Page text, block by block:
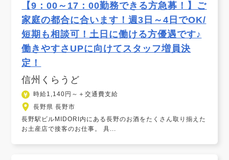
【9：00～17：00勤務できる方急募！】ご
家庭の都合に合います！週3日～4日でOK/
短期も相談可！土日に働ける方優遇です♪
働きやすさUPに向けてスタッフ増員決
定！
信州くらうど
時給1,140円～＋交通費支給
長野県 長野市
長野駅ビルMIDORI内にある長野のお酒をたくさん取り揃えた
お土産店で接客のお仕事。 具...